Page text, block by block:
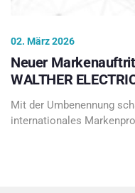
02. März 2026
Neuer
WALTHER
Mit der Umbenennung
internationales